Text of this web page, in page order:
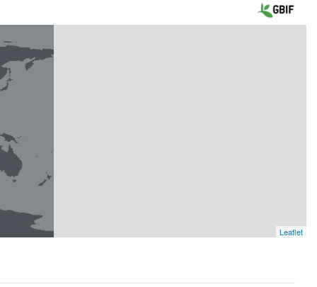
Leaflet